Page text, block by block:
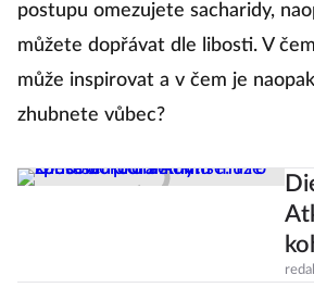
postupu omezujete sacharidy,
můžete dopřávat dle libosti. V
může inspirovat a v čem je
zhubnete vůbec?